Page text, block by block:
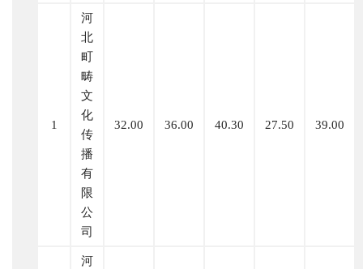
1
河
北
町
畴
文
化
传
播
有
限
公
司
32.00 36.00 40.30 27.50 39.00
河